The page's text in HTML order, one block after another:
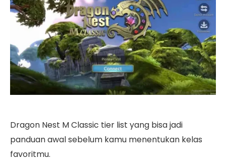
Dragon Nest M Classic tier list yang bisa jadi
panduan awal sebelum kamu menentukan kelas
favoritmu.